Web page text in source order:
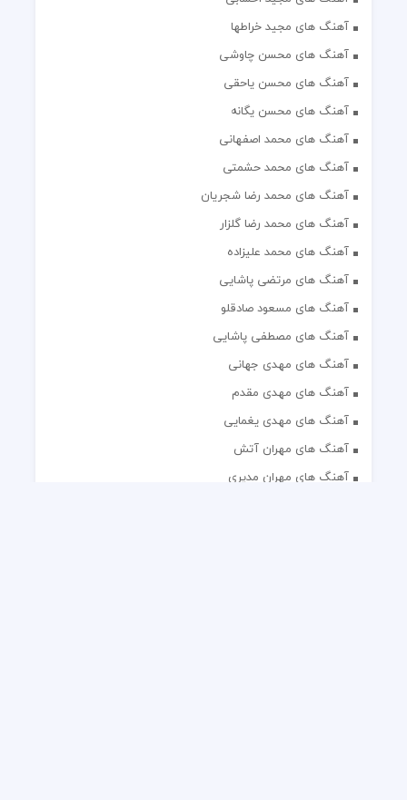
آهنگ های مجید خراطها
آهنگ های محسن چاوشی
آهنگ های محسن یاحقی
آهنگ های محسن یگانه
آهنگ های محمد اصفهانی
آهنگ های محمد حشمتی
آهنگ های محمد رضا شجریان
آهنگ های محمد رضا گلزار
آهنگ های محمد علیزاده
آهنگ های مرتضی پاشایی
آهنگ های مسعود صادقلو
آهنگ های مصطفی پاشایی
آهنگ های مهدی جهانی
آهنگ های مهدی مقدم
آهنگ های مهدی یغمایی
آهنگ های مهران آتش
آهنگ های مهران مدیری